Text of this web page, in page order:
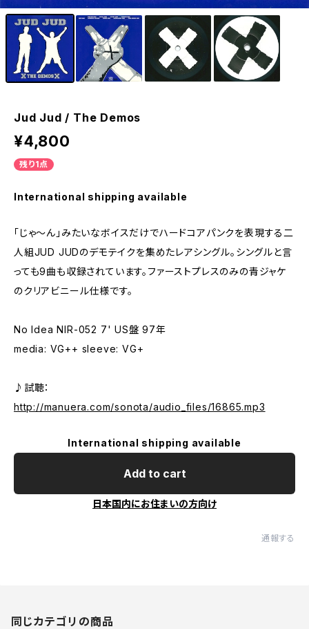
Jud Jud / The Demos
¥4,800
残り1点
International shipping available
「じゃ〜ん」みたいなボイスだけでハードコアパンクを表現する二
人組JUD JUDのデモテイクを集めたレアシングル。シングルと言
っても9曲も収録されています。ファーストプレスのみの青ジャケ
のクリアビニール仕様です。
No Idea NIR-052 7' US盤 97年
media: VG++ sleeve: VG+
♪試聴：
http://manuera.com/sonota/audio_files/16865.mp3
International shipping available
Add to cart
日本国内にお住まいの方向け
通報する
同じカテゴリの商品